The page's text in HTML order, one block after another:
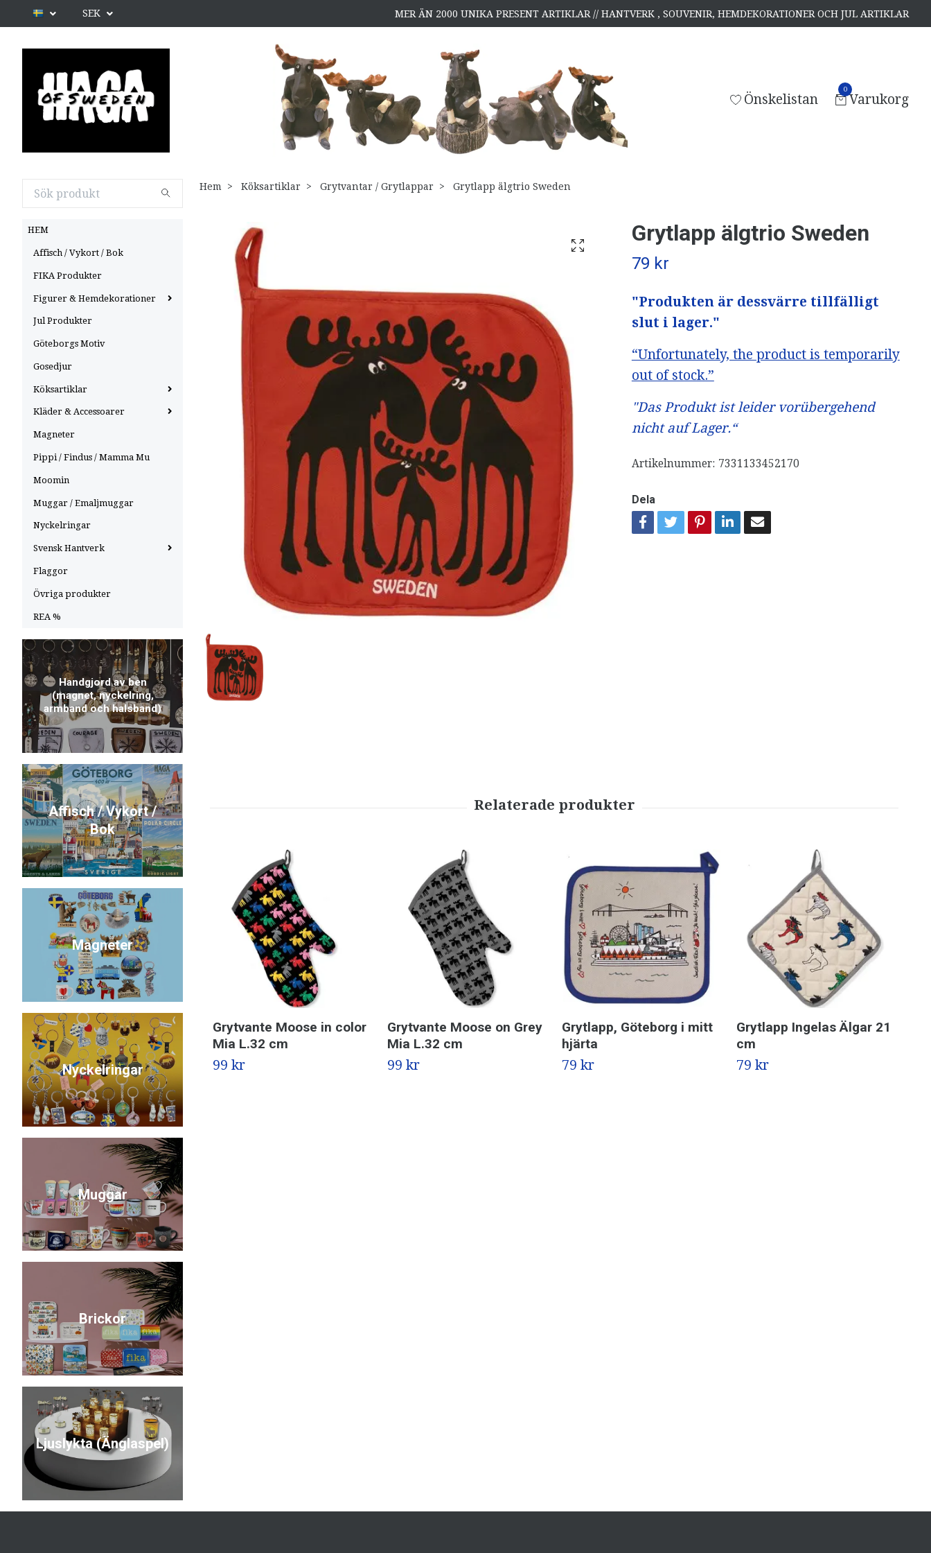
SEK MER ÄN 2000 UNIKA PRESENT ARTIKLAR // HANTVERK , SOUVENIR, HEMDEKORATIONER OCH JUL ARTIKLAR
Önskelistan
0
Varukorg
HEM
Affisch / Vykort / Bok
FIKA Produkter
Figurer & Hemdekorationer
Jul Produkter
Göteborgs Motiv
Gosedjur
Köksartiklar
Kläder & Accessoarer
Magneter
Pippi / Findus / Mamma Mu
Moomin
Muggar / Emaljmuggar
Nyckelringar
Svensk Hantverk
Flaggor
Övriga produkter
REA %
Handgjord av ben
(magnet, nyckelring,
armband och halsband)
Affisch / Vykort /
Bok
Magneter
Nyckelringar
Muggar
Brickor
Ljuslykta (Änglaspel)
Hem Köksartiklar Grytvantar / Grytlappar Grytlapp älgtrio Sweden
Grytlapp älgtrio Sweden
79 kr
"Produkten är dessvärre tillfälligt
slut i lager."
“Unfortunately, the product is temporarily
out of stock.”
"Das Produkt ist leider vorübergehend
nicht auf Lager.“
Artikelnummer: 7331133452170
Dela
Grytvante Moose in color
Mia L.32 cm
99 kr
Grytvante Moose on Grey
Mia L.32 cm
99 kr
Grytlapp, Göteborg i mitt
hjärta
79 kr
Grytlapp Ingelas Älgar 21
cm
79 kr